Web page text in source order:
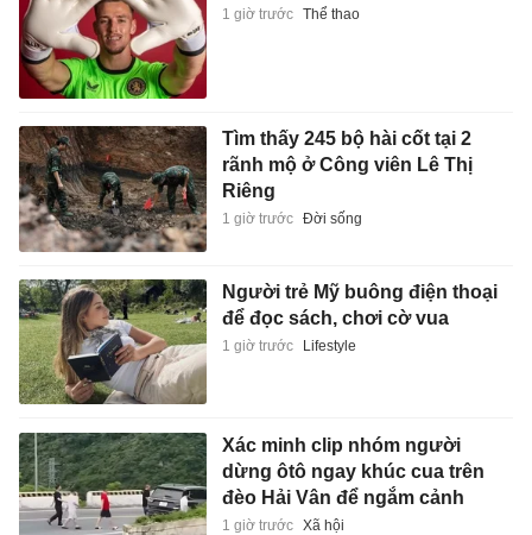
1 giờ trước Thể thao
Tìm thấy 245 bộ hài cốt tại 2
rãnh mộ ở Công viên Lê Thị
Riêng
1 giờ trước Đời sống
Người trẻ Mỹ buông điện thoại
để đọc sách, chơi cờ vua
1 giờ trước Lifestyle
Xác minh clip nhóm người
dừng ôtô ngay khúc cua trên
đèo Hải Vân để ngắm cảnh
1 giờ trước Xã hội